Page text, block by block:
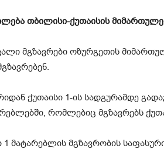
თბილისი-ქუთაისის
მგზავრები ოზურგეთის
ქუთაისი 1-ის სადგურამდე
რომლებიც მგზავრებს
1 მატარებლის მგზავრობის